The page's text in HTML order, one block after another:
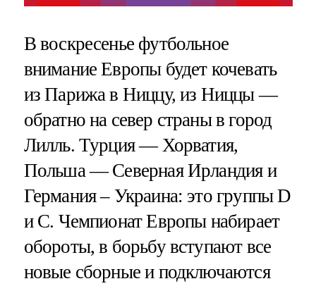
В воскресенье футбольное
внимание Европы будет кочевать
из Парижа в Ниццу, из Ниццы —
обратно на север страны в город
Лилль. Турция — Хорватия,
Польша — Северная Ирландия и
Германия – Украина: это группы D
и C. Чемпионат Европы набирает
обороты, в борьбу вступают все
новые сборные и подключаются